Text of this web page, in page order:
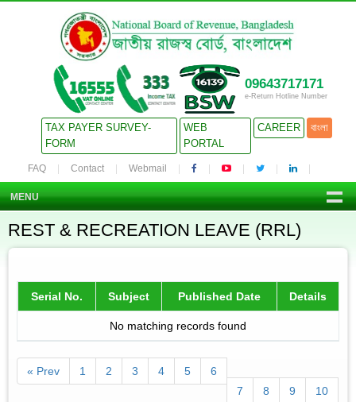
09643717171
e-Return Hotline Number
TAX PAYER SURVEY-
FORM
WEB
PORTAL
CAREER বাংলা
FAQ Contact Webmail
MENU
REST & RECREATION LEAVE (RRL)
Serial No. Subject Published Date Details
No matching records found
« Prev 1 2 3 4 5
6
7
8 9 10